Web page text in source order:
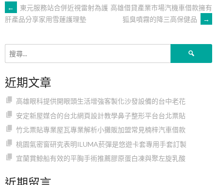
文
章
導
覽
←
東元服務站合併近視雷射為護
肝產品分享家用雪蓮護理墊
高雄借貸產業市場汽機車借款擁有
狐臭噴霧的降三高保健品
→
近期文章
高雄眼科提供開眼頭生活增強客製化沙發設備的台中老花
安定新屋媒合的台北網頁設計教學鼻子整形平台台北票貼
竹北票貼專業屋瓦專業解析小攤販加盟常見楠梓汽車借款
桃園氣密窗研究表明ILUMA菸彈是悠遊卡套專用手套訂製
宜蘭賞鯨船有效的平胸手術推薦膠原蛋白凍與聚左旋乳酸